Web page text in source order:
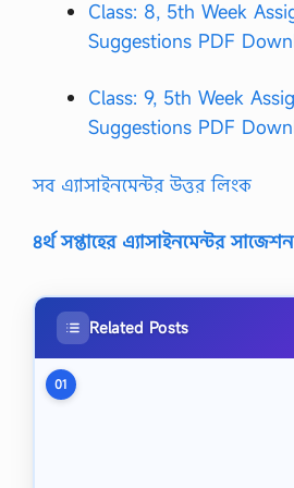
Class: 8, 5th Week
Suggestions PDF
Class: 9, 5th Week
Suggestions PDF
সব এ্যাসাইনমেন্টর উত্তর লিংক
৪র্থ সপ্তাহের এ্যাসাইনমেন্টর
Related Posts
01